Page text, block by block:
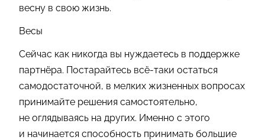
весну в свою жизнь.
Весы
Сейчас как никогда вы нуждаетесь в поддержке
партнёра. Постарайтесь всё-таки остаться
самодостаточной, в мелких жизненных вопросах
принимайте решения самостоятельно,
не оглядываясь на других. Именно с этого
и начинается способность принимать большие